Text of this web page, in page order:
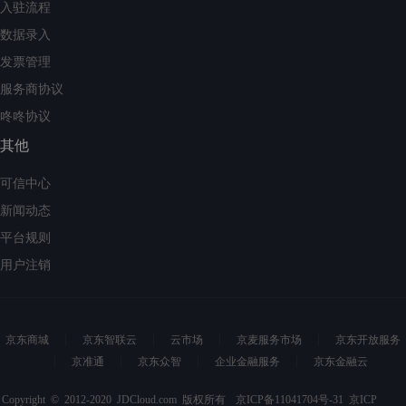
入驻流程
数据录入
发票管理
服务商协议
咚咚协议
其他
可信中心
新闻动态
平台规则
用户注销
京东商城 京东智联云 云市场 京麦服务市场
京东开放服务
京准通
京东众智 企业金融服务 京东金融云
Copyright © 2012-2020 JDCloud.com 版权所有 京ICP备11041704号-31 京ICP